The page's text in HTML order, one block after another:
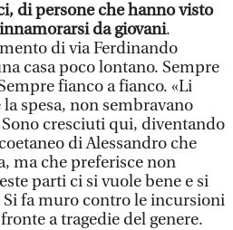
di persone che hanno visto
da giovani.
di via Ferdinando
casa poco lontano. Sempre
fianco a fianco. «Li
spesa, non sembravano
cresciuti qui, diventando
di Alessandro che
ma che preferisce non
parti ci si vuole bene e si
fa muro contro le incursioni
a tragedie del genere.